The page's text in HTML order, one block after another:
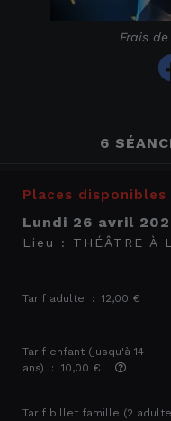
Frais
6
Places disponibles
lundi 26 avril
Lieu : THÉÂTRE À
Tarif adulte : 12,00 €
Tarif enfant (jusqu'à 14
ans) : 10,00 €
Tarif billet famille (2